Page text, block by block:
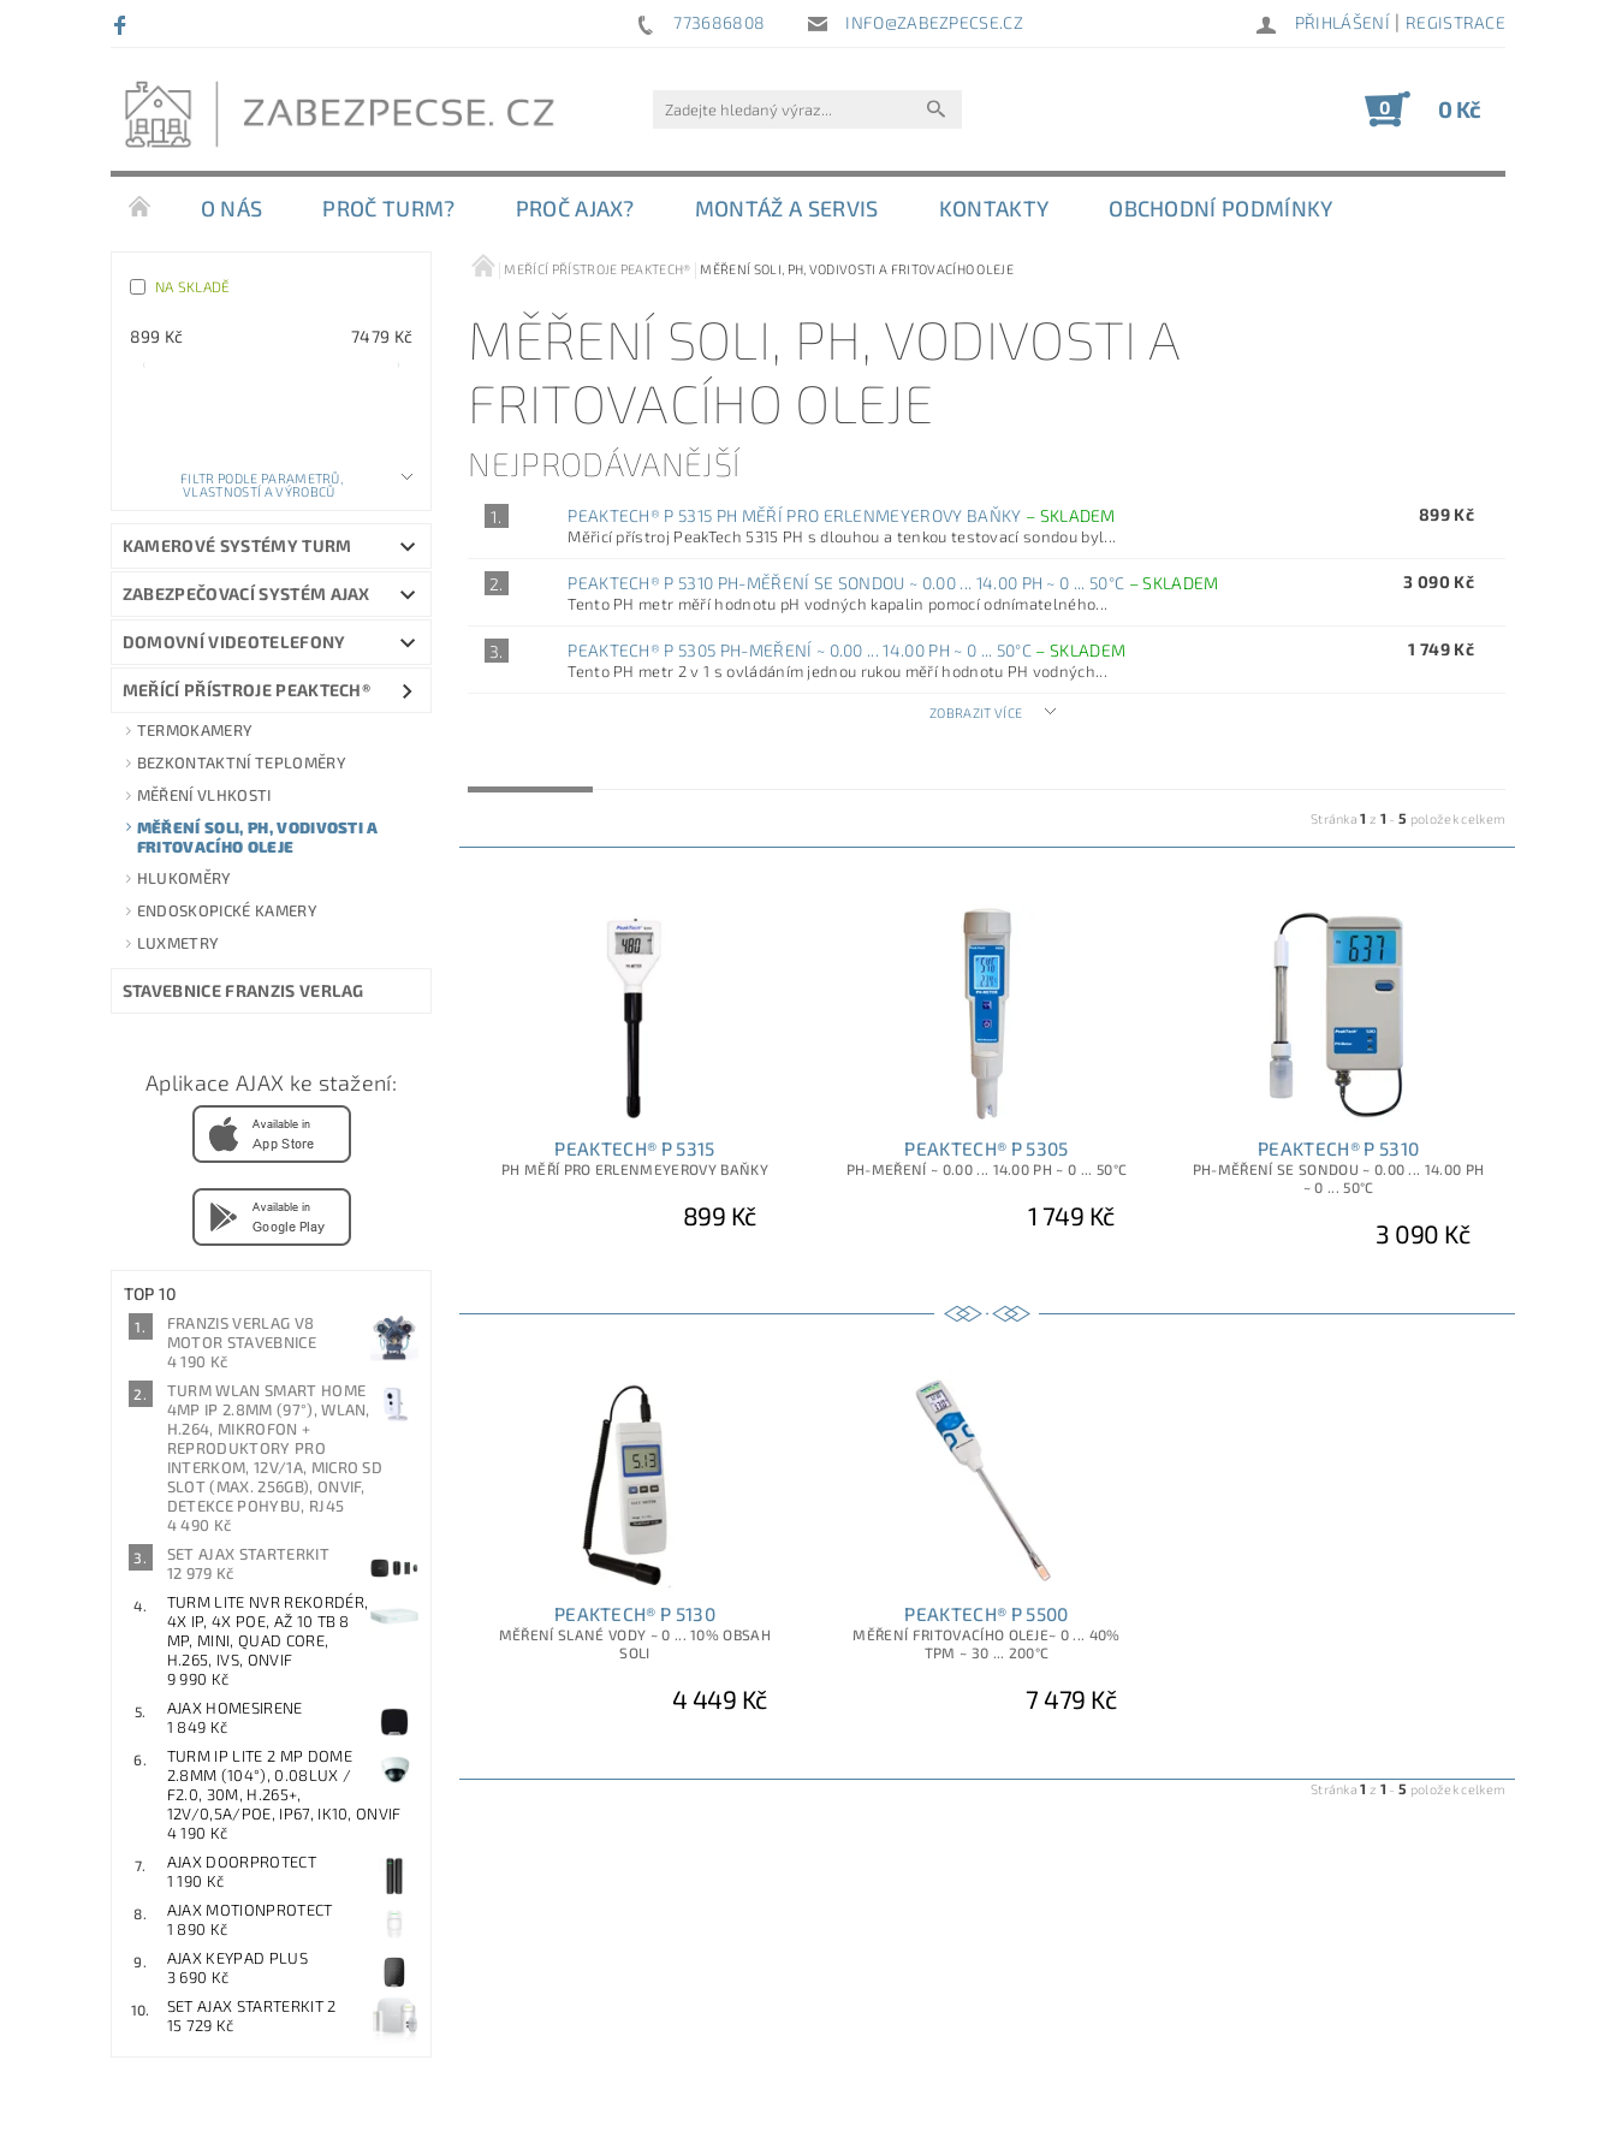
773686808 INFO@ZABEZPECSE.CZ PŘIHLÁŠENÍ | REGISTRACE
0 0 Kč
O NÁS PROČ TURM? PROČ AJAX? MONTÁŽ A SERVIS KONTAKTY OBCHODNÍ PODMÍNKY
NA SKLADĚ
899 Kč 7479 Kč
FILTR PODLE PARAMETRŮ,
VLASTNOSTÍ A VÝROBCŮ
KAMEROVÉ SYSTÉMY TURM
ZABEZPEČOVACÍ SYSTÉM AJAX
DOMOVNÍ VIDEOTELEFONY
MEŘÍCÍ PŘÍSTROJE PEAKTECH®
TERMOKAMERY
BEZKONTAKTNÍ TEPLOMĚRY
MĚŘENÍ VLHKOSTI
MĚŘENÍ SOLI, PH, VODIVOSTI A
FRITOVACÍHO OLEJE
HLUKOMĚRY
ENDOSKOPICKÉ KAMERY
LUXMETRY
STAVEBNICE FRANZIS VERLAG
Aplikace AJAX ke stažení:
TOP 10
FRANZIS VERLAG V8
MOTOR STAVEBNICE
4 190 Kč
TURM WLAN SMART HOME
4MP IP 2.8MM (97°), WLAN,
H.264, MIKROFON +
REPRODUKTORY PRO
INTERKOM, 12V/1A, MICRO SD
SLOT (MAX. 256GB), ONVIF,
DETEKCE POHYBU, RJ45
4 490 Kč
SET AJAX STARTERKIT
12 979 Kč
TURM LITE NVR REKORDÉR,
4X IP, 4X POE, AŽ 10 TB 8
MP, MINI, QUAD CORE,
H.265, IVS, ONVIF
9 990 Kč
AJAX HOMESIRENE
1 849 Kč
TURM IP LITE 2 MP DOME
2.8MM (104°), 0.08LUX /
F2.0, 30M, H.265+,
12V/0,5A/POE, IP67, IK10, ONVIF
4 190 Kč
AJAX DOORPROTECT
1 190 Kč
AJAX MOTIONPROTECT
1 890 Kč
AJAX KEYPAD PLUS
3 690 Kč
SET AJAX STARTERKIT 2
15 729 Kč
MEŘÍCÍ PŘÍSTROJE PEAKTECH® MĚŘENÍ SOLI, PH, VODIVOSTI A FRITOVACÍHO OLEJE
MĚŘENÍ SOLI, PH, VODIVOSTI A
FRITOVACÍHO OLEJE
NEJPRODÁVANĚJŠÍ
1. PEAKTECH® P 5315 PH MĚŘÍ PRO ERLENMEYEROVY BAŇKY – SKLADEM
Měřicí přístroj PeakTech 5315 PH s dlouhou a tenkou testovací sondou byl...
899 Kč
2. PEAKTECH® P 5310 PH-MĚŘENÍ SE SONDOU ~ 0.00 ... 14.00 PH ~ 0 ... 50°C –SKLADEM
Tento PH metr měří hodnotu pH vodných kapalin pomocí odnímatelného...
3 090 Kč
3. PEAKTECH® P 5305 PH-MEŘENÍ ~ 0.00 ... 14.00 PH ~ 0 ... 50°C –SKLADEM
Tento PH metr 2 v 1 s ovládáním jednou rukou měří hodnotu PH vodných...
1 749 Kč
ZOBRAZIT VÍCE
Stránka1 z 1 -5 položek celkem
PEAKTECH® P 5315
PH MĚŘÍ PRO ERLENMEYEROVY BAŇKY
899 Kč
PEAKTECH® P 5305
PH-MEŘENÍ ~ 0.00 ... 14.00 PH ~ 0 ... 50°C
1 749 Kč
PEAKTECH® P 5310
PH-MĚŘENÍ SE SONDOU ~ 0.00 ... 14.00 PH
~ 0 ... 50°C
3 090 Kč
PEAKTECH® P 5130
MĚŘENÍ SLANÉ VODY ~ 0 ... 10% OBSAH
SOLI
4 449 Kč
PEAKTECH® P 5500
MĚŘENÍ FRITOVACÍHO OLEJE~ 0 ... 40%
TPM ~ 30 ... 200°C
7 479 Kč
Stránka1 z 1 -5 položek celkem